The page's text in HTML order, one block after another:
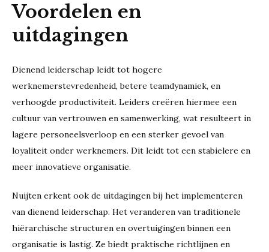
Voordelen en
uitdagingen
Dienend leiderschap leidt tot hogere
werknemerstevredenheid, betere teamdynamiek, en
verhoogde productiviteit. Leiders creëren hiermee een
cultuur van vertrouwen en samenwerking, wat resulteert in
lagere personeelsverloop en een sterker gevoel van
loyaliteit onder werknemers. Dit leidt tot een stabielere en
meer innovatieve organisatie.
Nuijten erkent ook de uitdagingen bij het implementeren
van dienend leiderschap. Het veranderen van traditionele
hiërarchische structuren en overtuigingen binnen een
organisatie is lastig. Ze biedt praktische richtlijnen en